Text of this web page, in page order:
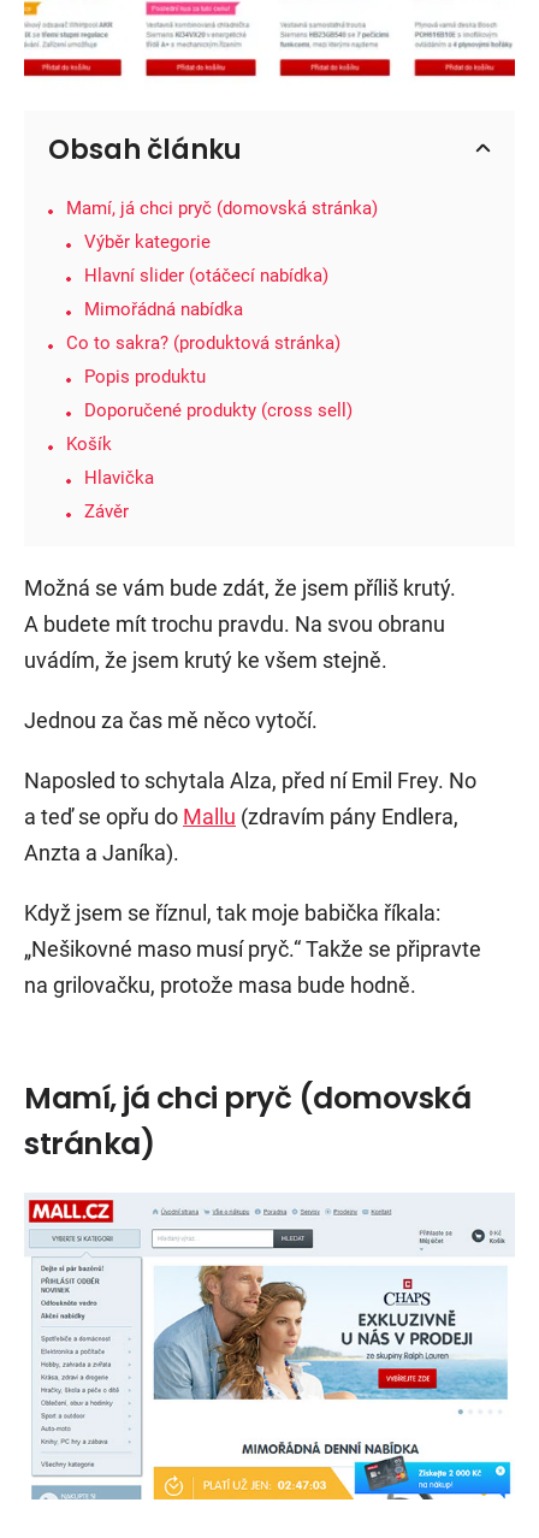
Obsah článku
Mamí, já chci pryč (domovská stránka)
Výběr kategorie
Hlavní slider (otáčecí nabídka)
Mimořádná nabídka
Co to sakra? (produktová stránka)
Popis produktu
Doporučené produkty (cross sell)
Košík
Hlavička
Závěr
Možná se vám bude zdát, že jsem příliš krutý.
A budete mít trochu pravdu. Na svou obranu
uvádím, že jsem krutý ke všem stejně.
Jednou za čas mě něco vytočí.
Naposled to schytala Alza, před ní Emil Frey. No
a teď se opřu do Mallu (zdravím pány Endlera,
Anzta a Janíka).
Když jsem se říznul, tak moje babička říkala:
„Nešikovné maso musí pryč.“ Takže se připravte
na grilovačku, protože masa bude hodně.
Mamí, já chci pryč (domovská
stránka)